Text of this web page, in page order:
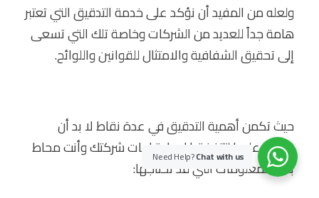
ولعله من المفيد أن نؤكد على خدمة التدقيق التي تعتبر
هامة جداً للعديد من الشركات وخاصة تلك التي تسعى
إلى تحقيق الشفافية والامتثال للقوانين واللوائح.
حيث تكمن أهمية التدقيق في عدة نقاط لا بد أن
نضيء عليها لتتخذ قرارك باحتياجات شركتك وأنت محاط
بكل المعلومات التي قد تحتاجها:
Need Help?Chat with us